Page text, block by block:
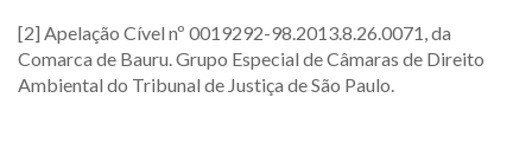
[2] Apelação Cível nº 0019292-98.2013.8.26.0071, da
Comarca de Bauru. Grupo Especial de Câmaras de Direito
Ambiental do Tribunal de Justiça de São Paulo.